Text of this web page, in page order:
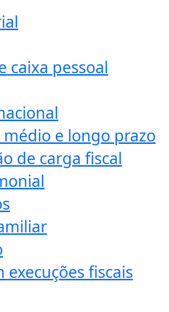
caixa pessoal
e longo prazo
de carga fiscal
fiscais